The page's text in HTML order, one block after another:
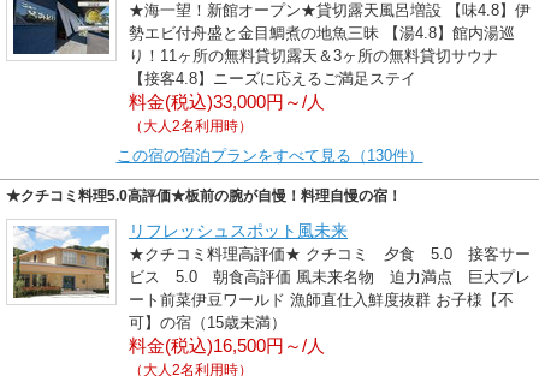
★海一望！新館オープン★貸切露天風呂増設 【味4.8】伊
勢エビ付舟盛と金目鯛煮の地魚三昧 【湯4.8】館内湯巡
り！11ヶ所の無料貸切露天＆3ヶ所の無料貸切サウナ
【接客4.8】ニーズに応えるご満足ステイ
料金(税込)33,000円～/人
（大人2名利用時）
この宿の宿泊プランをすべて見る（130件）
★クチコミ料理5.0高評価★板前の腕が自慢！料理自慢の宿！
リフレッシュスポット風未来
★クチコミ料理高評価★ クチコミ 夕食 5.0 接客サー
ビス 5.0 朝食高評価 風未来名物 迫力満点 巨大プレ
ート前菜伊豆ワールド 漁師直仕入鮮度抜群 お子様【不
可】の宿（15歳未満）
料金(税込)16,500円～/人
（大人2名利用時）